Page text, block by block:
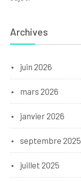
Archives
juin 2026
mars 2026
janvier 2026
septembre 2025
juillet 2025